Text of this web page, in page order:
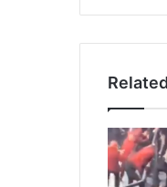
л
и
и
:
э
в